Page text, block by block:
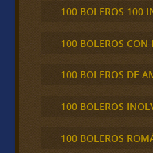
100 BOLEROS 100
100 BOLEROS CON
100 BOLEROS DE
100 BOLEROS
100 BOLEROS